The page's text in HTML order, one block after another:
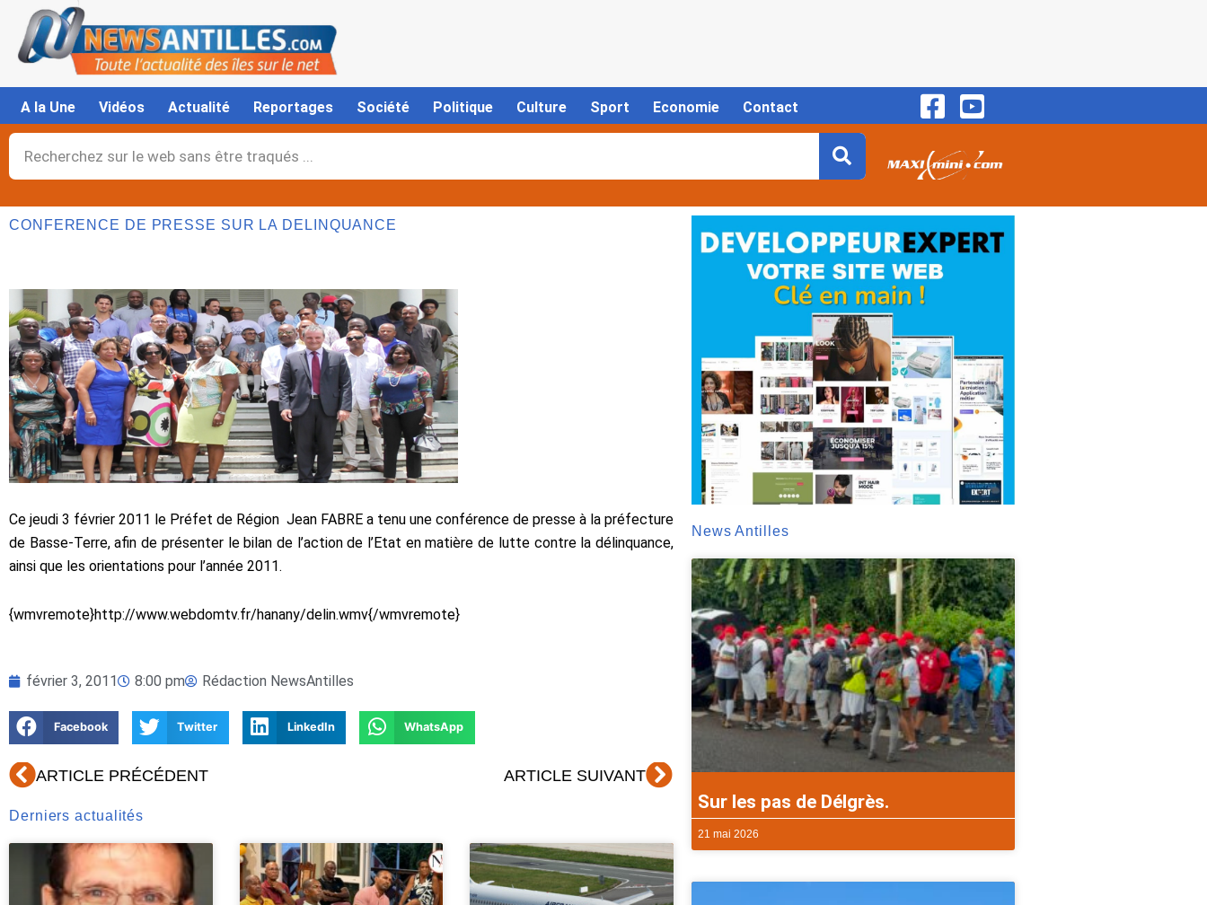
contenu
A la Une Vidéos Actualité Reportages Société Politique Culture Sport Economie Contact
Rechercher
CONFERENCE DE PRESSE SUR LA DELINQUANCE
Ce jeudi 3 février 2011 le Préfet de Région Jean FABRE a tenu une conférence de presse à la préfecture
de Basse-Terre, afin de présenter le bilan de l’action de l’Etat en matière de lutte contre la délinquance,
ainsi que les orientations pour l’année 2011.
{wmvremote}http://www.webdomtv.fr/hanany/delin.wmv{/wmvremote}
février 3, 2011 8:00 pm Rédaction NewsAntilles
Facebook Twitter LinkedIn WhatsApp
Précédent
ARTICLE PRÉCÉDENT ARTICLE SUIVANTSuivant
Derniers actualités
News Antilles
Sur les pas de Délgrès.
21 mai 2026